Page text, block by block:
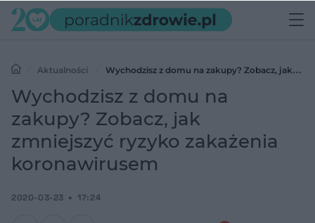
Aktualności
Wychodzisz z domu na zakupy? Zobacz, jak
zmniejszyć ryzyko zakażenia koronawirusem
Wychodzisz z domu na
zakupy? Zobacz, jak
zmniejszyć ryzyko zakażenia
koronawirusem
2020-03-23 17:24